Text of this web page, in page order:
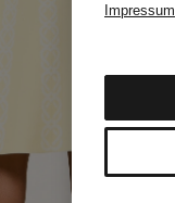
Impressum